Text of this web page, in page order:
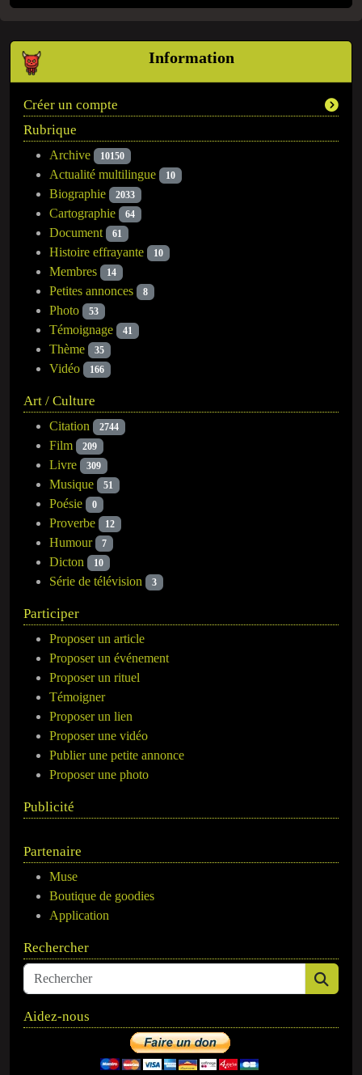
Information
Créer un compte
Rubrique
Archive 10150
Actualité multilingue 10
Biographie 2033
Cartographie 64
Document 61
Histoire effrayante 10
Membres 14
Petites annonces 8
Photo 53
Témoignage 41
Thème 35
Vidéo 166
Art / Culture
Citation 2744
Film 209
Livre 309
Musique 51
Poésie 0
Proverbe 12
Humour 7
Dicton 10
Série de télévision 3
Participer
Proposer un article
Proposer un événement
Proposer un rituel
Témoigner
Proposer un lien
Proposer une vidéo
Publier une petite annonce
Proposer une photo
Publicité
Partenaire
Muse
Boutique de goodies
Application
Rechercher
Aidez-nous